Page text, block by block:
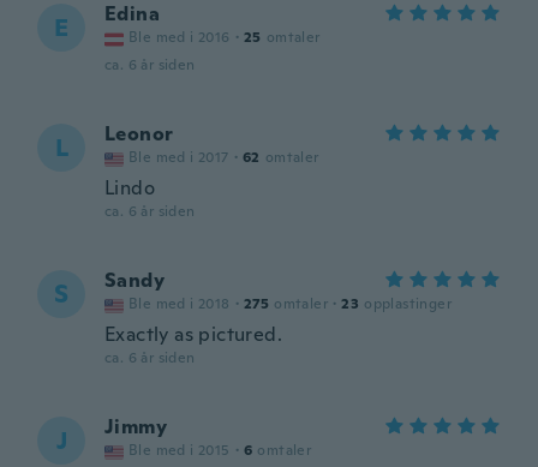
E Edina
Ble med i 2016 · 25 omtaler
ca. 6 år siden
L Leonor
Ble med i 2017 · 62 omtaler
Lindo
ca. 6 år siden
S Sandy
Ble med i 2018 · 275 omtaler · 23 opplastinger
Exactly as pictured.
ca. 6 år siden
J Jimmy
Ble med i 2015 · 6 omtaler